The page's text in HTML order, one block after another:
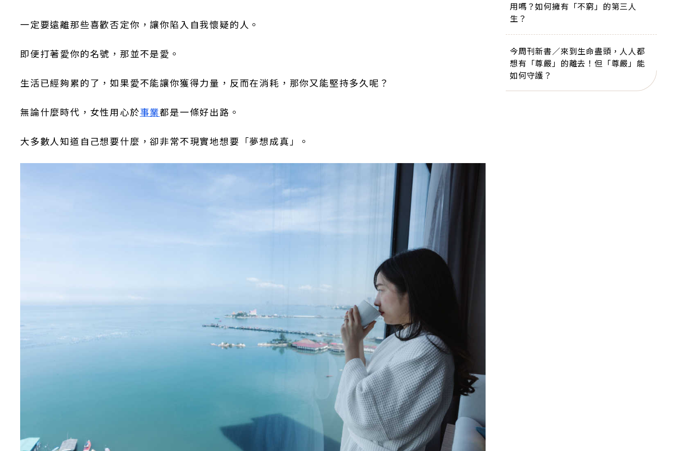
一定要遠離那些喜歡否定你，讓你陷入自我懷疑的人。
即便打著愛你的名號，那並不是愛。
生活已經夠累的了，如果愛不能讓你獲得力量，反而在消耗，那你又能堅持多久呢？
無論什麼時代，女性用心於事業都是一條好出路。
大多數人知道自己想要什麼，卻非常不現實地想要「夢想成真」。
用嗎？如何擁有「不窮」的第三人
生？
今周刊新書／來到生命盡頭，人人都
想有「尊嚴」的離去！但「尊嚴」能
如何守護？